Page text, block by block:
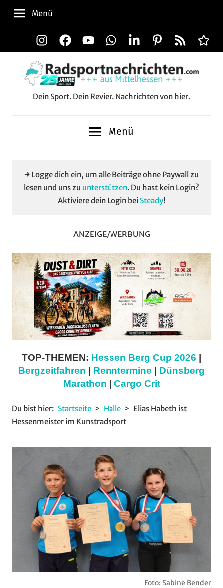
Zum
Inhalt
InstagramFacebookYouTubeWhatsAppLinkedInPinterest
RSS-
Feed
Alle
Menü
Dein Sport. Dein Revier. Nachrichten von hier.
Menü
→ Logge dich ein, um alle Beiträge ohne Paywall zu
lesen und uns zu unterstützen. Du hast kein Login?
Aktiviere dein Login bei Steady!
ANZEIGE/WERBUNG
TOP-THEMEN: Hessen Berg Cup 2026 |
Bergzeitfahren | Renntermine | Dünsberg
Marathon | Cargo Crit
Du bist hier: Startseite Halle
Elias Habeth ist
Hessenmeister im Kunstradsport
Foto: Sabine Bender